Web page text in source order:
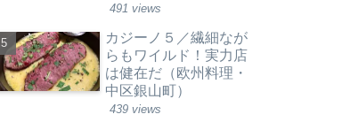
491 views
カジーノ５／繊細なが
らもワイルド！実力店
は健在だ（欧州料理・
中区銀山町）
439 views